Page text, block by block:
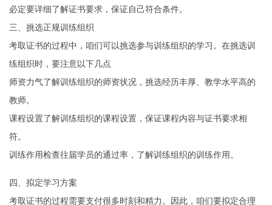
必定要详细了解证书要求，保证自己符合条件。
三、挑选正规训练组织
考取证书的过程中，咱们可以挑选参与训练组织的学习。在挑选训
练组织时，要注意以下几点
师资力气了解训练组织的师资状况，挑选经历丰厚、教学水平高的
教师。
课程设置了解训练组织的课程设置，保证课程内容与证书要求相
符。
训练作用检查往届学员的通过率，了解训练组织的训练作用。
四、拟定学习方案
考取证书的过程需要支付很多时刻和精力。因此，咱们要拟定合理